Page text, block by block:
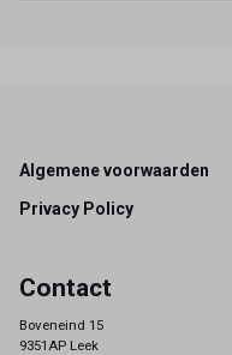
Footer
Algemene voorwaarden
Privacy Policy
Contact
Boveneind 15
9351AP Leek